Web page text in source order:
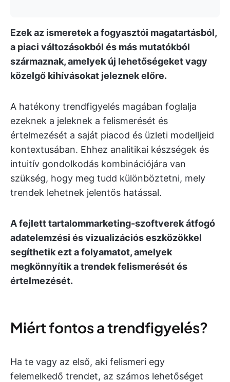
Ezek az ismeretek a fogyasztói magatartásból,
a piaci változásokból és más mutatókból
származnak, amelyek új lehetőségeket vagy
közelgő kihívásokat jeleznek előre.
A hatékony trendfigyelés magában foglalja
ezeknek a jeleknek a felismerését és
értelmezését a saját piacod és üzleti modelljeid
kontextusában. Ehhez analitikai készségek és
intuitív gondolkodás kombinációjára van
szükség, hogy meg tudd különböztetni, mely
trendek lehetnek jelentős hatással.
A fejlett tartalommarketing-szoftverek átfogó
adatelemzési és vizualizációs eszközökkel
segíthetik ezt a folyamatot, amelyek
megkönnyítik a trendek felismerését és
értelmezését.
Miért fontos a trendfigyelés?
Ha te vagy az első, aki felismeri egy
felemelkedő trendet, az számos lehetőséget